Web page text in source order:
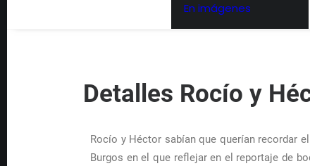
En imágenes
Detalles Rocío y
Rocío y Héctor sabían que querían recordar
Burgos en el que reflejar en el reportaje de